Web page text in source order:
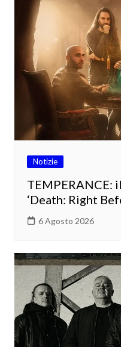
Notizie
TEMPERANCE:
‘Death: Right
6 Agosto 2026